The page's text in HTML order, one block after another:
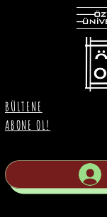
BÜLTENE
ABONE OL!